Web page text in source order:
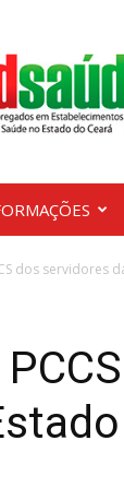
dos servidores